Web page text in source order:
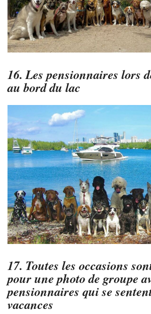
16. Les pensionnaires lors
au bord du lac
17. Toutes les occasions
pour une photo de groupe
pensionnaires qui se
vacances